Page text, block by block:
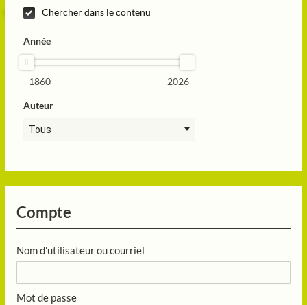
Chercher dans le contenu
Année
1860 2026
Auteur
Tous
Compte
Nom d'utilisateur ou courriel
Mot de passe